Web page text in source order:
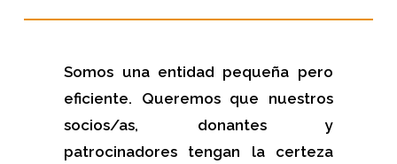
Somos una entidad pequeña pero
eficiente. Queremos que nuestros
socios/as, donantes y
patrocinadores tengan la certeza